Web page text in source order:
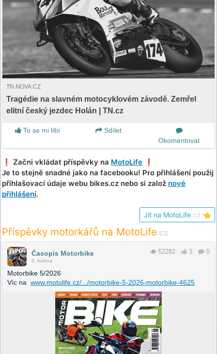
TN.NOVA.CZ
Tragédie na slavném motocyklovém závodě. Zemřel
elitní český jezdec Holán | TN.cz
To se mi líbí
Sdílet
Okomentovat
❗️ Začni vkládat příspěvky na MotoLife ❗️
Je to stejně snadné jako na facebooku! Pro přihlášení použij
přihlašovací údaje webu bikes.cz nebo si založ nové
přihlášení.
Jít na MotoLife .cz 👈
Příspěvky motorkářů na MotoLife.cz
Časopis Motorbike
2. května
52282 3 0
Motorbike 5/2026
Víc na www.motolife.cz/.../motorbike-5-2026-motorbike-4625